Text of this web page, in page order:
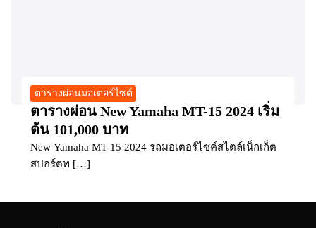
ตารางผ่อนมอเตอร์ไซต์
ตารางผ่อน New Yamaha MT-15 2024 เริ่ม
ต้น 101,000 บาท
New Yamaha MT-15 2024 รถมอเตอร์ไซค์สไตล์เน็กเก็ต
สปอร์ตท […]